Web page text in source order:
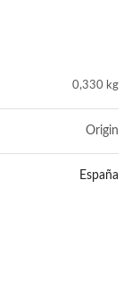
0,330 kg
Origin
España